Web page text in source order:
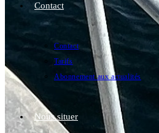
Contact
Contact
Tarifs
Abonnement aux actualités
Nous situer